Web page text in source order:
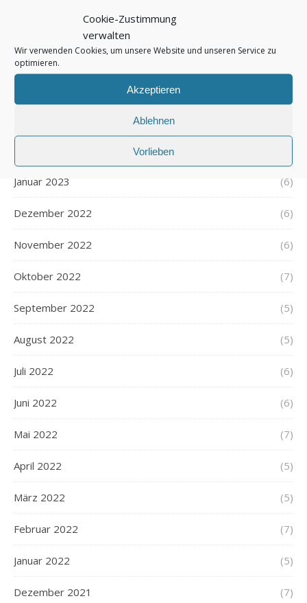
Cookie-Zustimmung
verwalten
Wir verwenden Cookies, um unsere Website und unseren Service zu
optimieren.
Akzeptieren
Ablehnen
Vorlieben
Mai 2023
Januar 2023 (6)
Dezember 2022 (6)
November 2022 (6)
Oktober 2022 (7)
September 2022 (5)
August 2022 (5)
Juli 2022 (6)
Juni 2022 (6)
Mai 2022 (7)
April 2022 (5)
März 2022 (5)
Februar 2022 (7)
Januar 2022 (5)
Dezember 2021 (7)